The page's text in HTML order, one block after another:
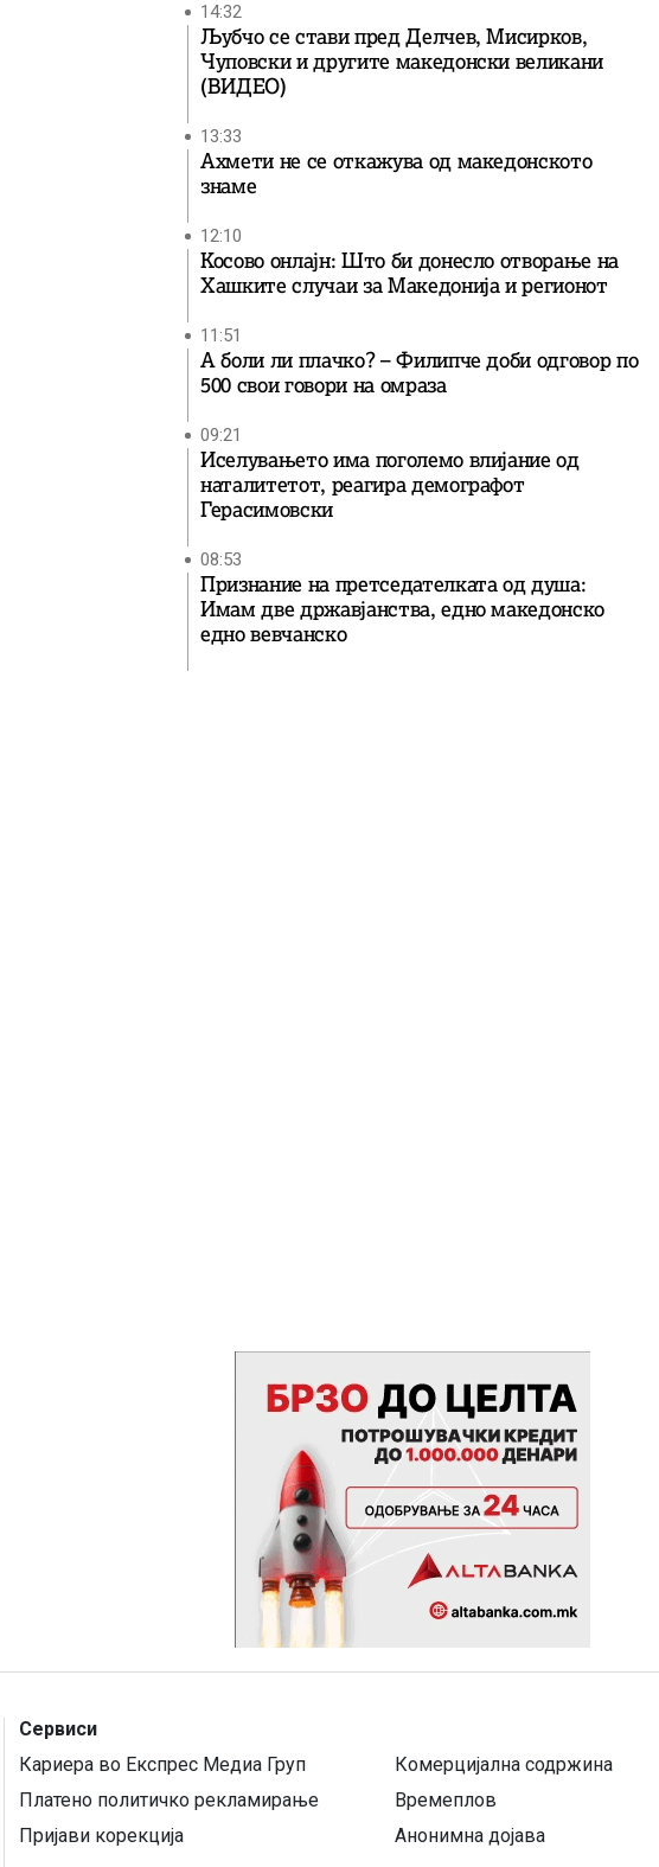
14:32
Љубчо се стави пред Делчев, Мисирков,
Чуповски и другите македонски великани
(ВИДЕО)
13:33
Ахмети не се откажува од македонското
знаме
12:10
Косово онлајн: Што би донесло отворање на
Хашките случаи за Македонија и регионот
11:51
А боли ли плачко? – Филипче доби одговор по
500 свои говори на омраза
09:21
Иселувањето има поголемо влијание од
наталитетот, реагира демографот
Герасимовски
08:53
Признание на претседателката од душа:
Имам две државјанства, едно македонско
едно вевчанско
Сервиси
Кариера во Експрес Медиа Груп
Комерцијална содржина
Платено политичко рекламирање
Времеплов
Пријави корекција
Анонимна дојава